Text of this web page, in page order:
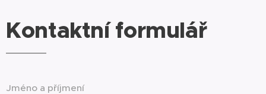
Kontaktní formulář
Jméno a příjmení